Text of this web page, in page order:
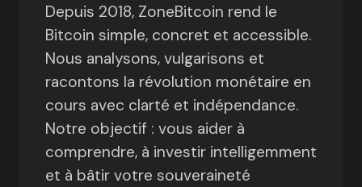
Depuis 2018, ZoneBitcoin rend le
Bitcoin simple, concret et accessible.
Nous analysons, vulgarisons et
racontons la révolution monétaire en
cours avec clarté et indépendance.
Notre objectif : vous aider à
comprendre, à investir intelligemment
et à bâtir votre souveraineté